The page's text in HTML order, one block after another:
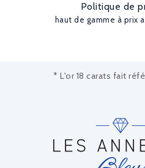
Politique de
haut de gamme à prix
* L'or 18 carats fait